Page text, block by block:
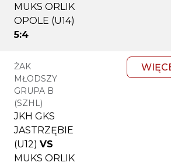
MUKS ORLIK
OPOLE (U14)
5:4
ŻAK
MŁODSZY
GRUPA B
(SZHL)
JKH GKS
JASTRZĘBIE
(U12) VS
MUKS ORLIK